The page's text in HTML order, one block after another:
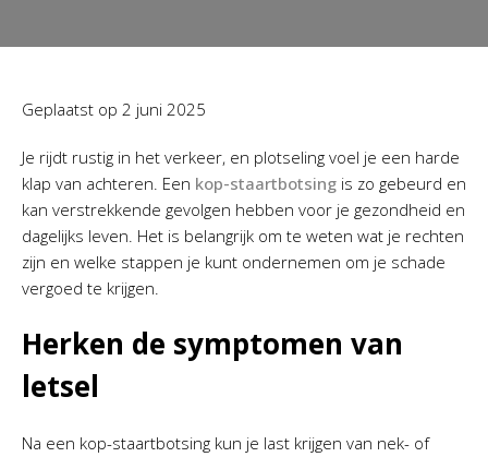
Geplaatst op 2 juni 2025
Je rijdt rustig in het verkeer, en plotseling voel je een harde
klap van achteren. Een kop-staartbotsing is zo gebeurd en
kan verstrekkende gevolgen hebben voor je gezondheid en
dagelijks leven. Het is belangrijk om te weten wat je rechten
zijn en welke stappen je kunt ondernemen om je schade
vergoed te krijgen.
Herken de symptomen van
letsel
Na een kop-staartbotsing kun je last krijgen van nek- of